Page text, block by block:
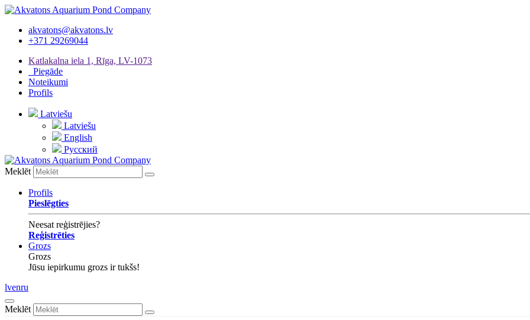
akvatons@akvatons.lv
+371 29269044
Katlakalna iela 1, Rīga, LV-1073
Piegāde
Noteikumi
Profils
Latviešu
Latviešu
English
Русский
Meklēt
Profils
Pieslēgties
Neesat reģistrējies?
Reģistrēties
Grozs
Grozs
Jūsu iepirkumu grozs ir tukšs!
lvenru
Meklēt